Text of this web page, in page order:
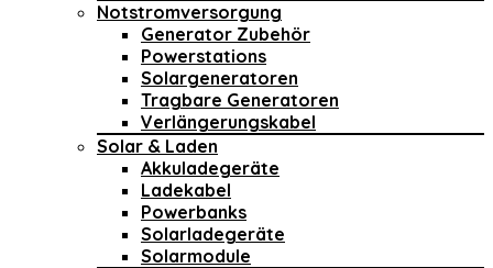
Notstromversorgung
Generator Zubehör
Powerstations
Solargeneratoren
Tragbare Generatoren
Verlängerungskabel
Solar & Laden
Akkuladegeräte
Ladekabel
Powerbanks
Solarladegeräte
Solarmodule